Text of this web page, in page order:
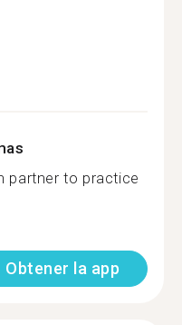
partner to practice
Obtener la app